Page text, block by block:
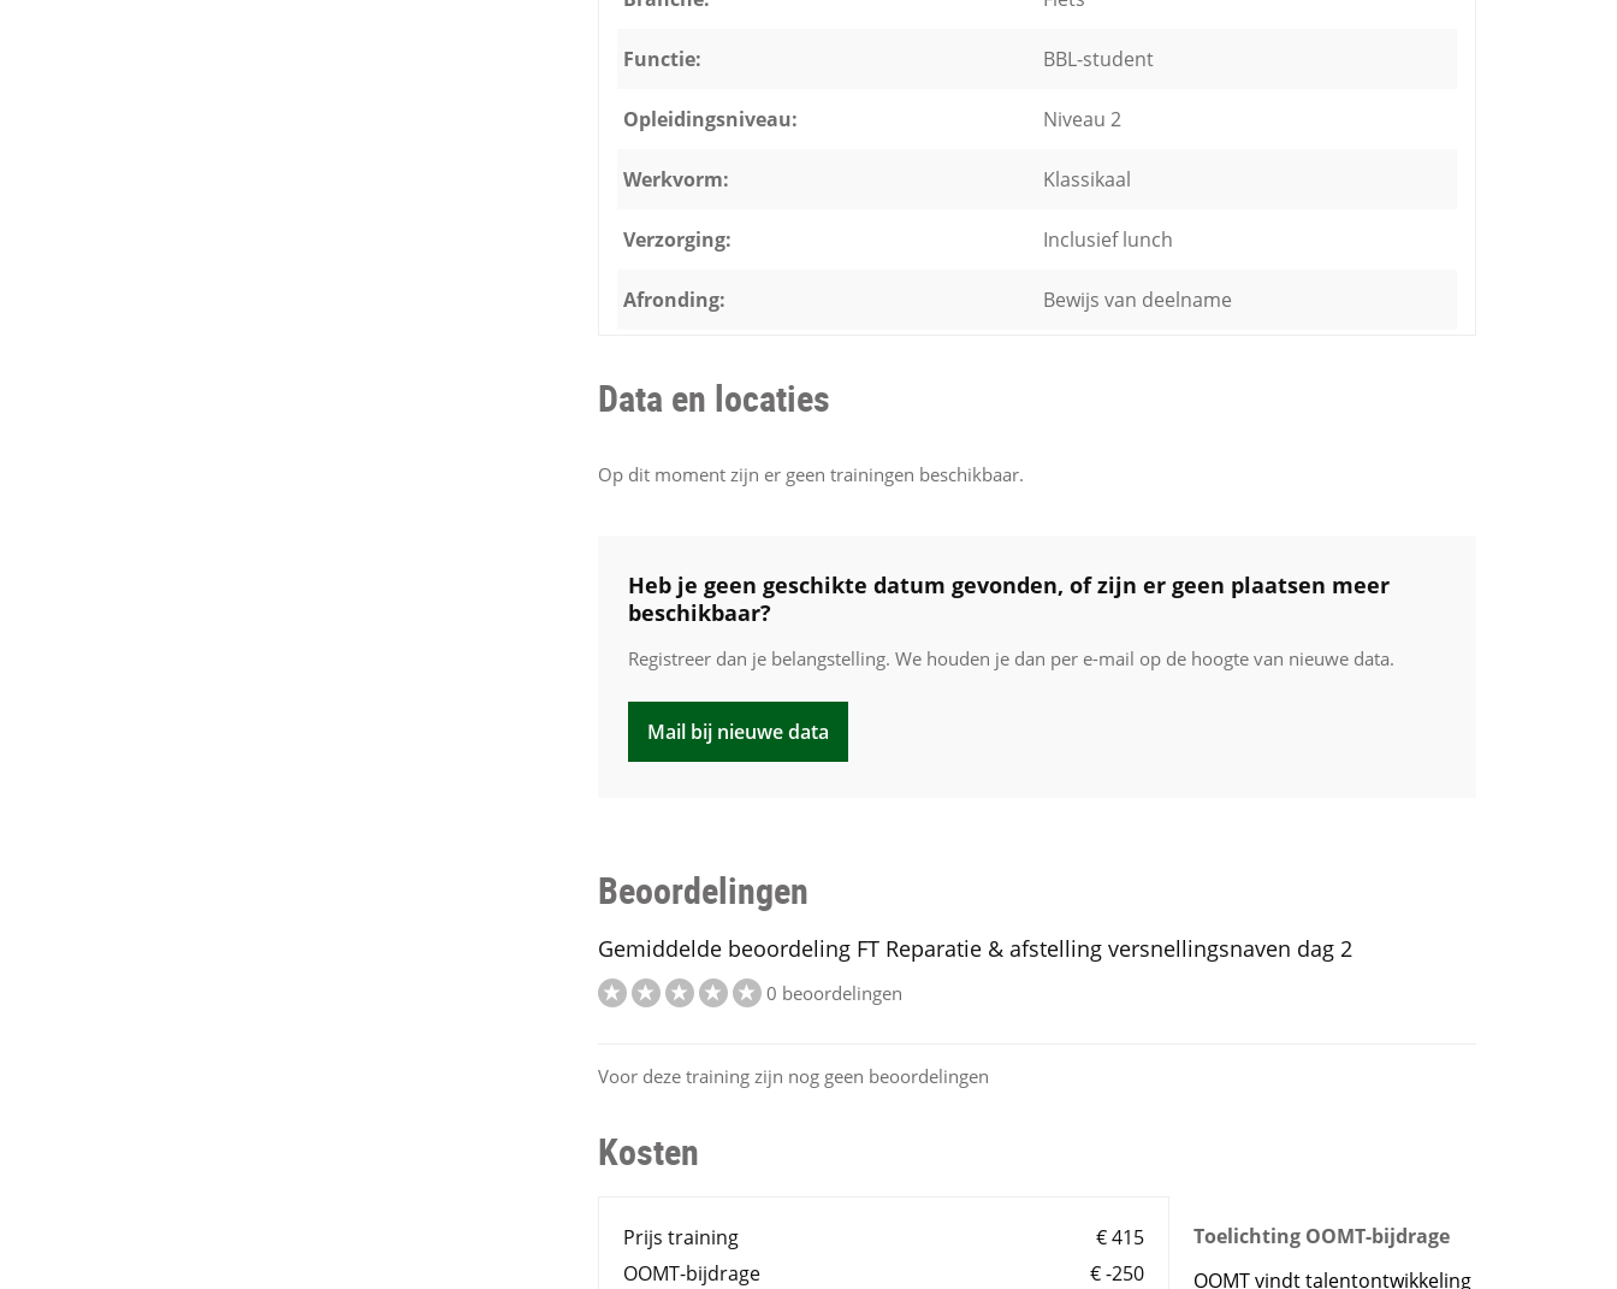
Functie: BBL-student
Opleidingsniveau: Niveau 2
Werkvorm: Klassikaal
Verzorging: Inclusief lunch
Afronding: Bewijs van deelname
Data en locaties
Op dit moment zijn er geen trainingen beschikbaar.
Heb je geen geschikte datum gevonden, of zijn er geen plaatsen meer
beschikbaar?
Registreer dan je belangstelling. We houden je dan per e-mail op de hoogte van nieuwe data.
Mail bij nieuwe data
Beoordelingen
Gemiddelde beoordeling FT Reparatie & afstelling versnellingsnaven dag 2
0 beoordelingen
Voor deze training zijn nog geen beoordelingen
Kosten
Prijs training
€ 415
OOMT-bijdrage
€ -250
Toelichting OOMT-bijdrage
OOMT vindt talentontwikkeling